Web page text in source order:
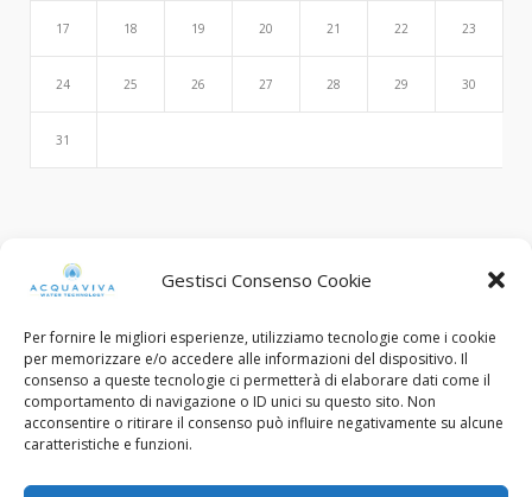
Gestisci Consenso Cookie
Per fornire le migliori esperienze, utilizziamo tecnologie come i cookie
per memorizzare e/o accedere alle informazioni del dispositivo. Il
consenso a queste tecnologie ci permetterà di elaborare dati come il
comportamento di navigazione o ID unici su questo sito. Non
acconsentire o ritirare il consenso può influire negativamente su alcune
caratteristiche e funzioni.
17 18 19 20 21 22 23
24 25 26 27 28 29 30
31